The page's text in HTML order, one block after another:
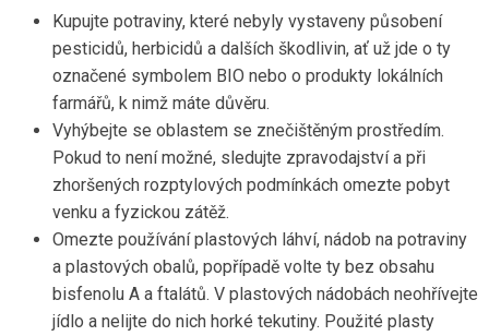
Kupujte potraviny, které nebyly vystaveny působení
pesticidů, herbicidů a dalších škodlivin, ať už jde o ty
označené symbolem BIO nebo o produkty lokálních
farmářů, k nimž máte důvěru.
Vyhýbejte se oblastem se znečištěným prostředím.
Pokud to není možné, sledujte zpravodajství a při
zhoršených rozptylových podmínkách omezte pobyt
venku a fyzickou zátěž.
Omezte používání plastových láhví, nádob na potraviny
a plastových obalů, popřípadě volte ty bez obsahu
bisfenolu A a ftalátů. V plastových nádobách neohřívejte
jídlo a nelijte do nich horké tekutiny. Použité plasty